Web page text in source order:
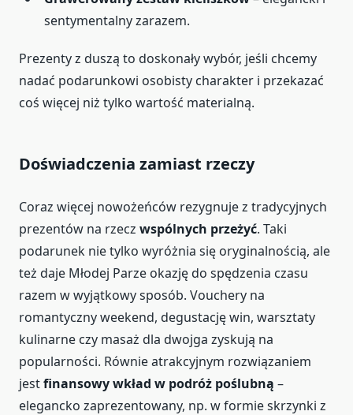
sentymentalny zarazem.
Prezenty z duszą to doskonały wybór, jeśli chcemy
nadać podarunkowi osobisty charakter i przekazać
coś więcej niż tylko wartość materialną.
Doświadczenia zamiast rzeczy
Coraz więcej nowożeńców rezygnuje z tradycyjnych
prezentów na rzecz wspólnych przeżyć. Taki
podarunek nie tylko wyróżnia się oryginalnością, ale
też daje Młodej Parze okazję do spędzenia czasu
razem w wyjątkowy sposób. Vouchery na
romantyczny weekend, degustację win, warsztaty
kulinarne czy masaż dla dwojga zyskują na
popularności. Równie atrakcyjnym rozwiązaniem
jestfinansowy wkład w podróż poślubną –
elegancko zaprezentowany, np. w formie skrzynki z